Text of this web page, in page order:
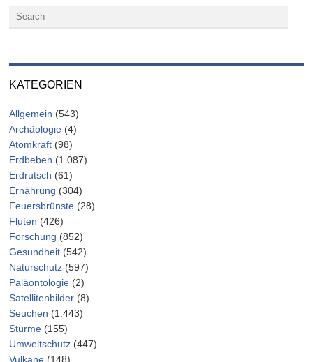
KATEGORIEN
Allgemein (543)
Archäologie (4)
Atomkraft (98)
Erdbeben (1.087)
Erdrutsch (61)
Ernährung (304)
Feuersbrünste (28)
Fluten (426)
Forschung (852)
Gesundheit (542)
Naturschutz (597)
Paläontologie (2)
Satellitenbilder (8)
Seuchen (1.443)
Stürme (155)
Umweltschutz (447)
Vulkane (148)